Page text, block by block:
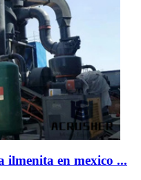
ilmenita en mexico ...